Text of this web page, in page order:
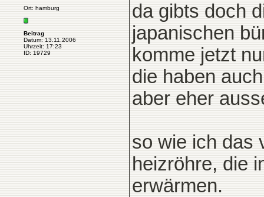
Ort: hamburg
Beitrag
Datum: 13.11.2006
Uhrzeit: 17:23
ID: 19729
da gibts doch
japanischen
komme jetzt
die haben
aber eher
so wie ich das
heizröhre, die
erwärmen.